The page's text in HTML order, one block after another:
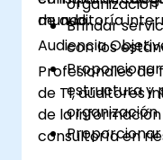
de auditoría
mundo.Brindar
con los
estructura y
organización
Audiencia
Profesionales de
de TI, auditores
de la
consultoría en